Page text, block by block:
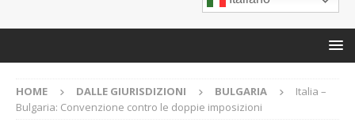
HOME DALLE GIURISDIZIONI BULGARIA
Italia –
Bulgaria: Convenzione contro le doppie imposizioni